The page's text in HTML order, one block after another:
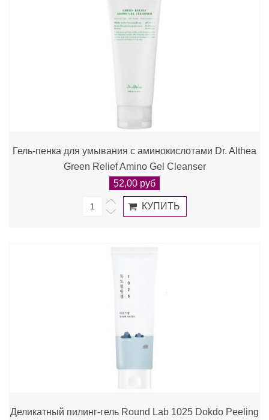
Гель-пенка для умывания с аминокислотами Dr. Althea
Green Relief Amino Gel Cleanser
52,00 руб
Деликатный пилинг-гель Round Lab 1025 Dokdo Peeling